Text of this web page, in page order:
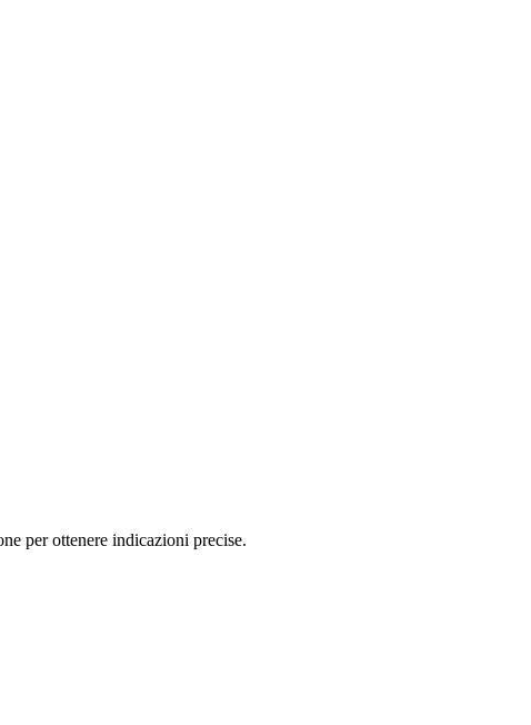
per ottenere indicazioni precise.